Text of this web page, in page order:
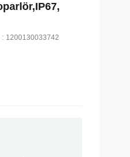
: 1200130033742